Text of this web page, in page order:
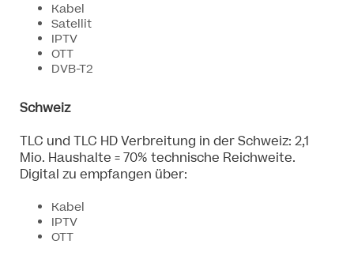
Kabel
Satellit
IPTV
OTT
DVB-T2
Schweiz
TLC und TLC HD Verbreitung in der Schweiz: 2,1
Mio. Haushalte = 70% technische Reichweite.
Digital zu empfangen über:
Kabel
IPTV
OTT